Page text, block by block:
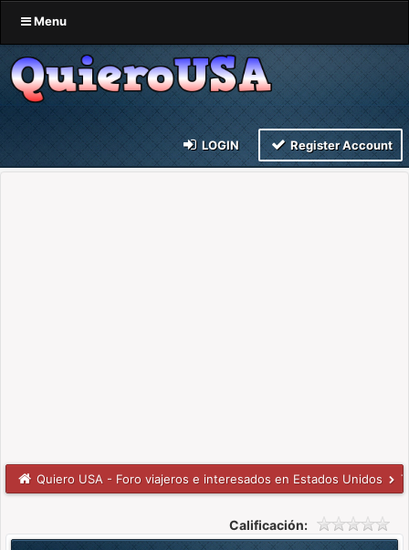
Menu
LOGIN Register Account
Quiero USA - Foro viajeros e interesados en Estados Unidos
Calificación: